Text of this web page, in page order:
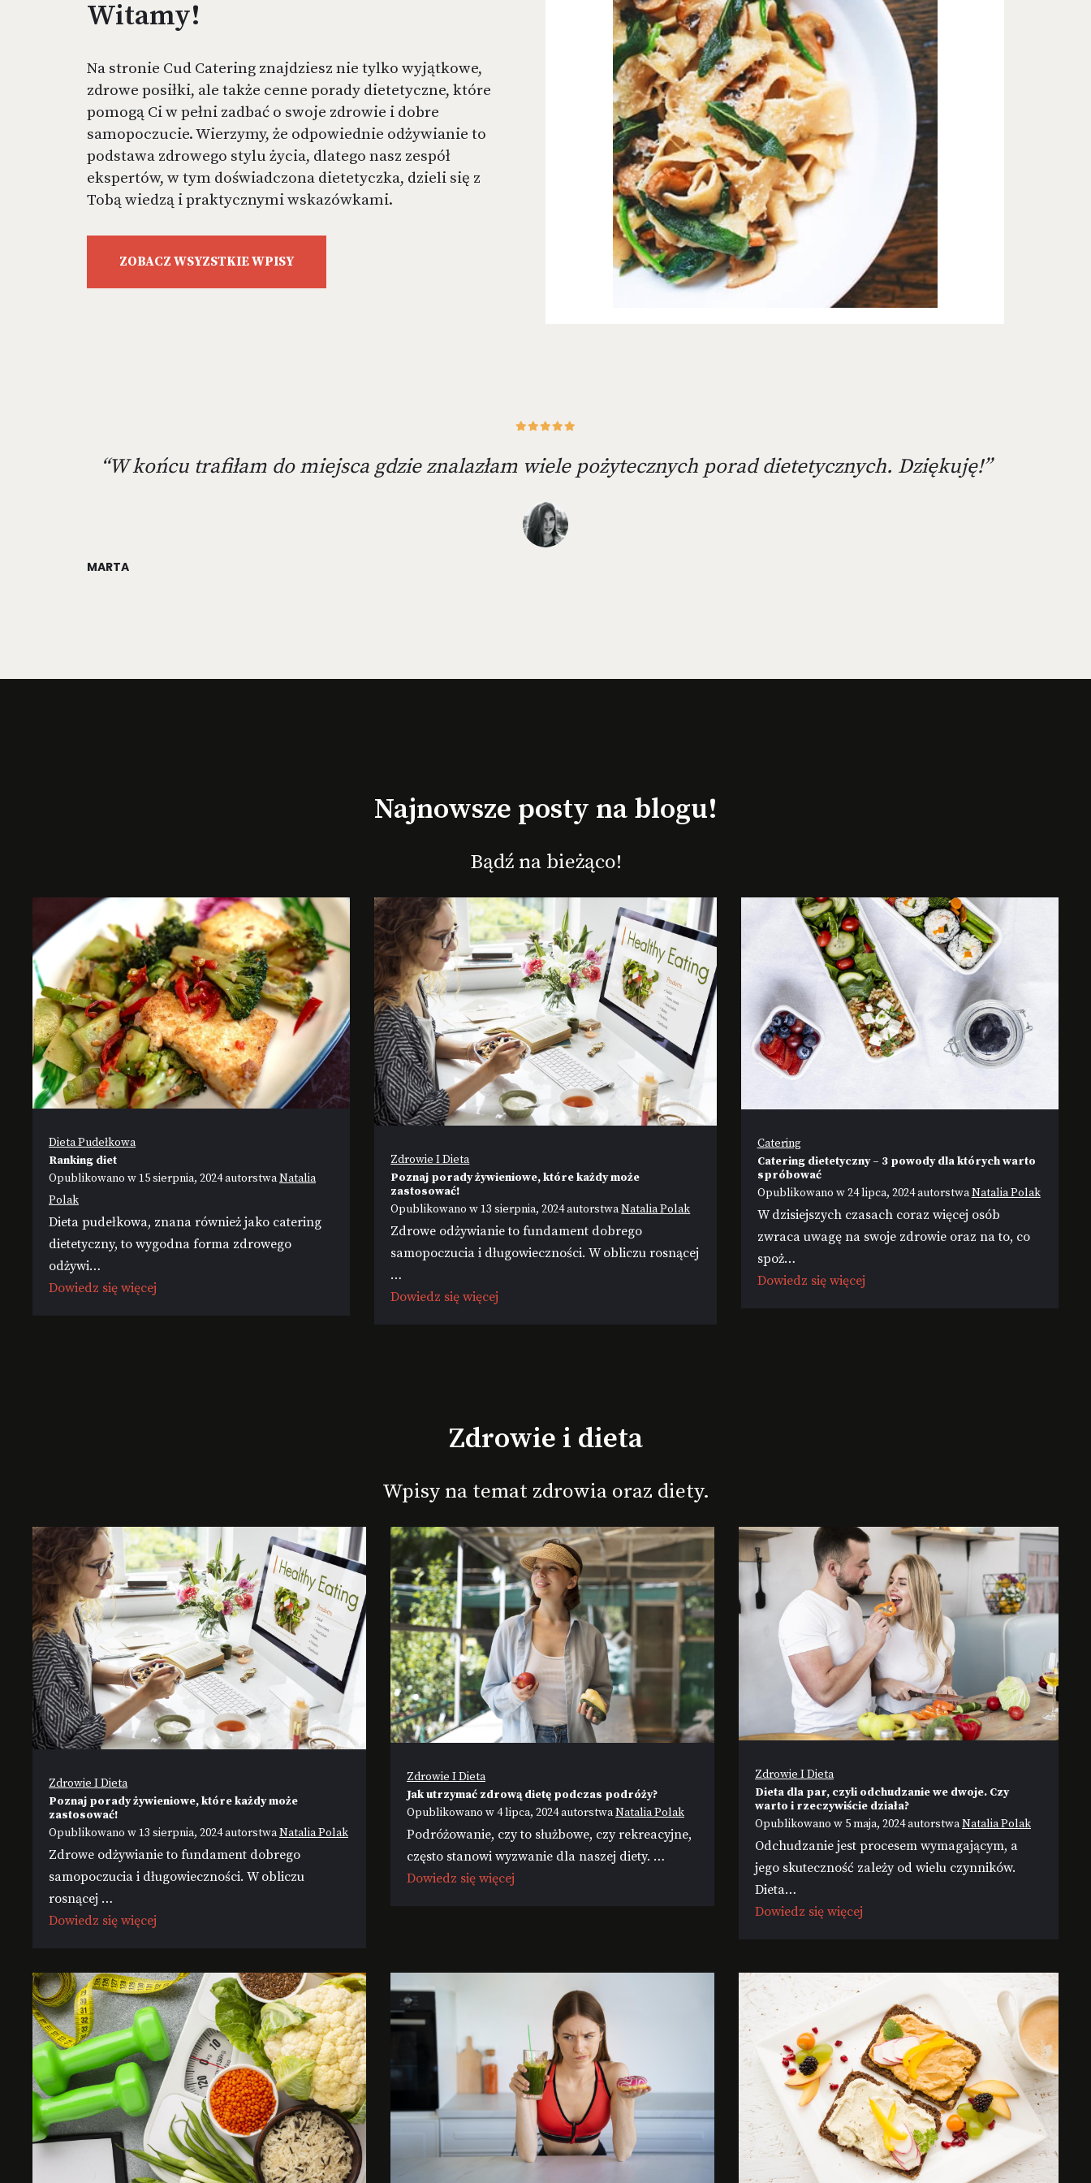
Witamy!
Na stronie Cud Catering znajdziesz nie tylko wyjątkowe,
zdrowe posiłki, ale także cenne porady dietetyczne, które
pomogą Ci w pełni zadbać o swoje zdrowie i dobre
samopoczucie. Wierzymy, że odpowiednie odżywianie to
podstawa zdrowego stylu życia, dlatego nasz zespół
ekspertów, w tym doświadczona dietetyczka, dzieli się z
Tobą wiedzą i praktycznymi wskazówkami.
ZOBACZ WSYZSTKIE WPISY
“W końcu trafiłam do miejsca gdzie znalazłam wiele pożytecznych porad dietetycznych. Dziękuję!”
MARTA
Najnowsze posty na blogu!
Bądź na bieżąco!
Dieta Pudełkowa
Ranking diet
Opublikowano w15 sierpnia, 2024autorstwaNatalia
Polak
Dieta pudełkowa, znana również jako catering
dietetyczny, to wygodna forma zdrowego
odżywi…
Dowiedz się więcej
Zdrowie I Dieta
Poznaj porady żywieniowe, które każdy może
zastosować!
Opublikowano w13 sierpnia, 2024autorstwaNatalia Polak
Zdrowe odżywianie to fundament dobrego
samopoczucia i długowieczności. W obliczu rosnącej
…
Dowiedz się więcej
Catering
Catering dietetyczny – 3 powody dla których warto
spróbować
Opublikowano w24 lipca, 2024autorstwaNatalia Polak
W dzisiejszych czasach coraz więcej osób
zwraca uwagę na swoje zdrowie oraz na to, co
spoż…
Dowiedz się więcej
Zdrowie i dieta
Wpisy na temat zdrowia oraz diety.
Zdrowie I Dieta
Poznaj porady żywieniowe, które każdy może
zastosować!
Opublikowano w13 sierpnia, 2024autorstwaNatalia Polak
Zdrowe odżywianie to fundament dobrego
samopoczucia i długowieczności. W obliczu
rosnącej …
Dowiedz się więcej
Zdrowie I Dieta
Jak utrzymać zdrową dietę podczas podróży?
Opublikowano w4 lipca, 2024autorstwaNatalia Polak
Podróżowanie, czy to służbowe, czy rekreacyjne,
często stanowi wyzwanie dla naszej diety. …
Dowiedz się więcej
Zdrowie I Dieta
Dieta dla par, czyli odchudzanie we dwoje. Czy
warto i rzeczywiście działa?
Opublikowano w 5 maja, 2024autorstwaNatalia Polak
Odchudzanie jest procesem wymagającym, a
jego skuteczność zależy od wielu czynników.
Dieta…
Dowiedz się więcej